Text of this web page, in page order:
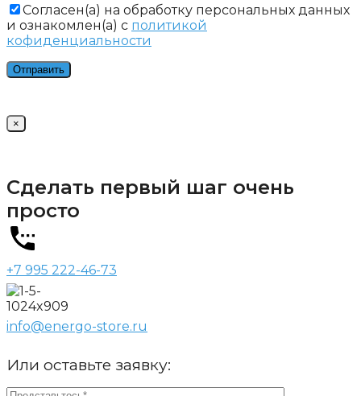
Cогласен(а) на обработку персональных данных
и ознакомлен(а) с политикой
кофиденциальности
×
Сделать первый шаг очень
просто
+7 995 222-46-73
info@energo-store.ru
Или оставьте заявку: